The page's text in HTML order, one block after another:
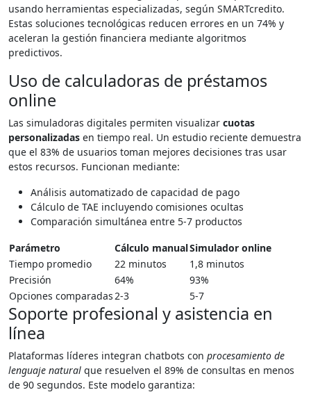
usando herramientas especializadas, según SMARTcredito.
Estas soluciones tecnológicas reducen errores en un 74% y
aceleran la gestión financiera mediante algoritmos
predictivos.
Uso de calculadoras de préstamos
online
Las simuladoras digitales permiten visualizar cuotas
personalizadas en tiempo real. Un estudio reciente demuestra
que el 83% de usuarios toman mejores decisiones tras usar
estos recursos. Funcionan mediante:
Análisis automatizado de capacidad de pago
Cálculo de TAE incluyendo comisiones ocultas
Comparación simultánea entre 5-7 productos
Parámetro
Cálculo manualSimulador online
Tiempo promedio
22 minutos
1,8 minutos
Precisión
64%
93%
Opciones comparadas2-3 5-7
Soporte profesional y asistencia en
línea
Plataformas líderes integran chatbots con procesamiento de
lenguaje natural que resuelven el 89% de consultas en menos
de 90 segundos. Este modelo garantiza: